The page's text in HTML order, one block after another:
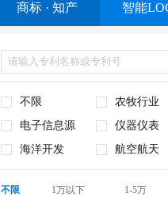
商标 · 知产 智能
不限 农牧行业
电子信息源
仪器仪表
海洋开发
航空航天
不限 1万以下 1-5万